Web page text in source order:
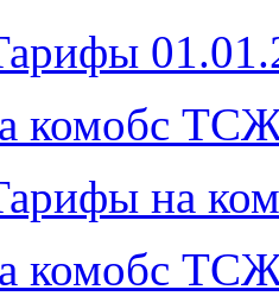
комобс
на
комобс